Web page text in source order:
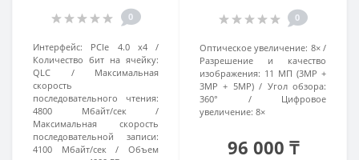
0
Интерфейс:
PCIe 4.0 x4
Количество бит на ячейку:
QLC
Максимальная
скорость
последовательного чтения:
4800 Мбайт/сек
Максимальная скорость
последовательной записи:
4100 Мбайт/сек
Объем
0
Оптическое увеличение: 8×
Разрешение и качество
изображения: 11 МП (3MP +
3MP + 5MP)
Угол обзора:
360°
Цифровое
увеличение: 8×
96 000 ₸